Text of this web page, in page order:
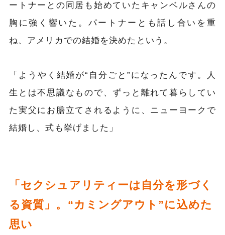
ートナーとの同居も始めていたキャンベルさんの
胸に強く響いた。パートナーとも話し合いを重
ね、アメリカでの結婚を決めたという。
「ようやく結婚が“自分ごと”になったんです。人
生とは不思議なもので、ずっと離れて暮らしてい
た実父にお膳立てされるように、ニューヨークで
結婚し、式も挙げました」
「セクシュアリティーは自分を形づく
る資質」。“カミングアウト”に込めた
思い